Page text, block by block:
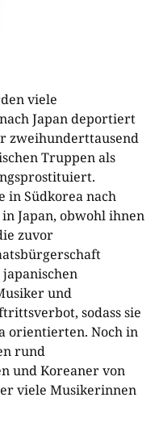
viele
Japan deportiert
zweihunderttausend
Truppen als
in Südkorea nach
Japan, obwohl ihnen
zuvor
und
sodass sie
orientierten. Noch in
rund
und Koreaner von
viele Musikerinnen